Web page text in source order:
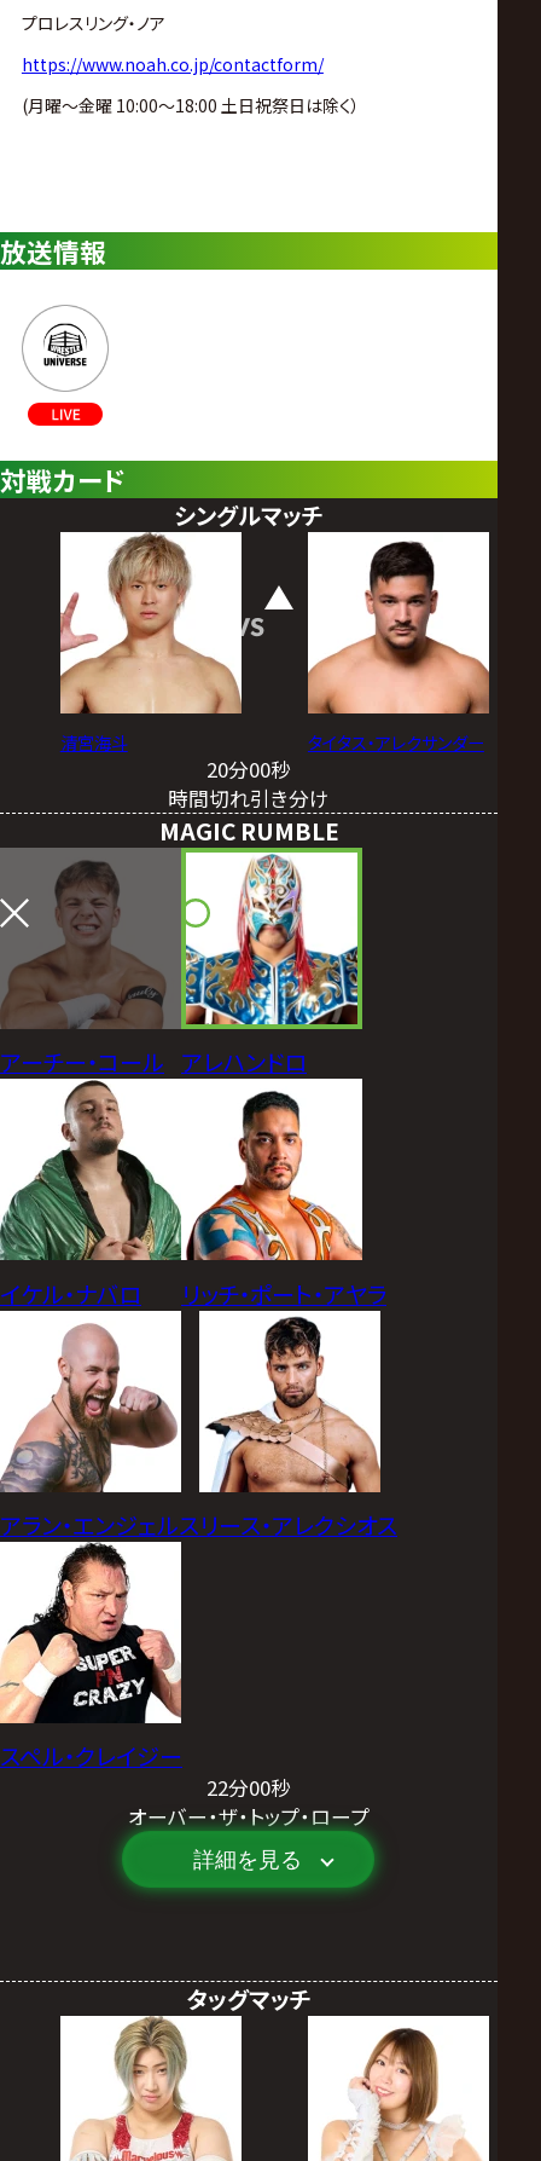
プロレスリング・ノア
https://www.noah.co.jp/contactform/
(月曜〜金曜 10:00〜18:00 土日祝祭日は除く）
放送情報
対戦カード
シングルマッチ
清宮海斗
VS
タイタス・アレクサンダー
20分00秒
時間切れ引き分け
MAGIC RUMBLE
アーチー・コール アレハンドロ
イケル・ナバロ リッチ・ポート・アヤラ
アラン・エンジェルスリース・アレクシオス
スペル・クレイジー
22分00秒
オーバー・ザ・トップ・ロープ
詳細を見る
タッグマッチ